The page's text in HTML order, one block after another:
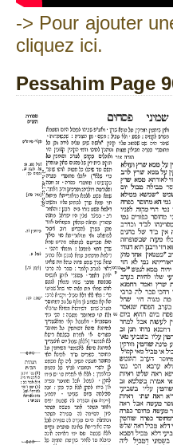
-> Pour ajouter
cliquez ici.
Pessahim Page